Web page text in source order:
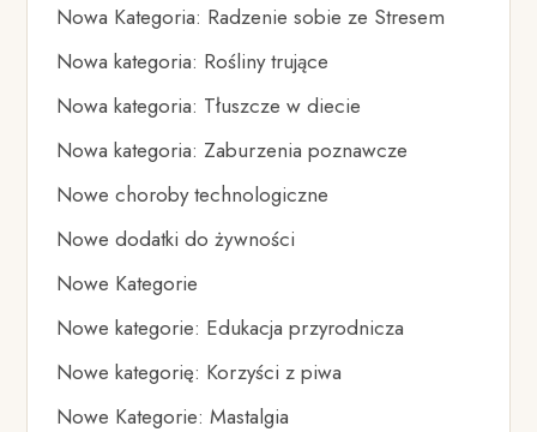
Nowa Kategoria: Radzenie sobie ze Stresem
Nowa kategoria: Rośliny trujące
Nowa kategoria: Tłuszcze w diecie
Nowa kategoria: Zaburzenia poznawcze
Nowe choroby technologiczne
Nowe dodatki do żywności
Nowe Kategorie
Nowe kategorie: Edukacja przyrodnicza
Nowe kategorię: Korzyści z piwa
Nowe Kategorie: Mastalgia